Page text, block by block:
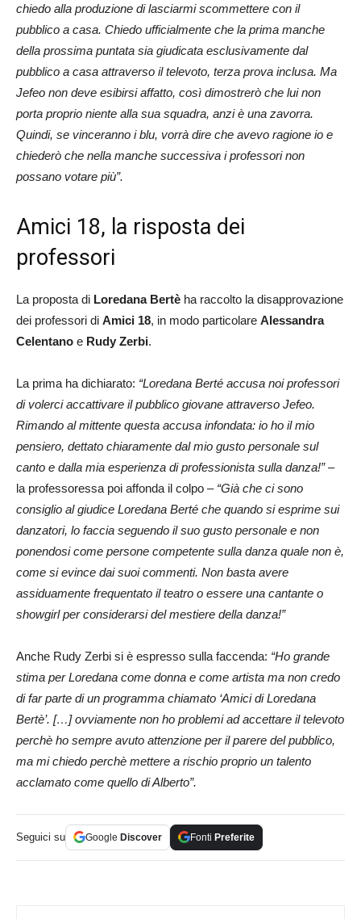
chiedo alla produzione di lasciarmi scommettere con il
pubblico a casa. Chiedo ufficialmente che la prima manche
della prossima puntata sia giudicata esclusivamente dal
pubblico a casa attraverso il televoto, terza prova inclusa. Ma
Jefeo non deve esibirsi affatto, così dimostrerò che lui non
porta proprio niente alla sua squadra, anzi è una zavorra.
Quindi, se vinceranno i blu, vorrà dire che avevo ragione io e
chiederò che nella manche successiva i professori non
possano votare più”.
Amici 18, la risposta dei
professori
La proposta di Loredana Bertè ha raccolto la disapprovazione
dei professori di Amici 18, in modo particolare Alessandra
Celentano e Rudy Zerbi.
La prima ha dichiarato: “Loredana Berté accusa noi professori
di volerci accattivare il pubblico giovane attraverso Jefeo.
Rimando al mittente questa accusa infondata: io ho il mio
pensiero, dettato chiaramente dal mio gusto personale sul
canto e dalla mia esperienza di professionista sulla danza!”–
la professoressa poi affonda il colpo – “Già che ci sono
consiglio al giudice Loredana Berté che quando si esprime sui
danzatori, lo faccia seguendo il suo gusto personale e non
ponendosi come persone competente sulla danza quale non è,
come si evince dai suoi commenti. Non basta avere
assiduamente frequentato il teatro o essere una cantante o
showgirl per considerarsi del mestiere della danza!”
Anche Rudy Zerbi si è espresso sulla faccenda: “Ho grande
stima per Loredana come donna e come artista ma non credo
di far parte di un programma chiamato ‘Amici di Loredana
Bertè’. […] ovviamente non ho problemi ad accettare il televoto
perchè ho sempre avuto attenzione per il parere del pubblico,
ma mi chiedo perchè mettere a rischio proprio un talento
acclamato come quello di Alberto”.
Seguici su Google Discover Fonti Preferite